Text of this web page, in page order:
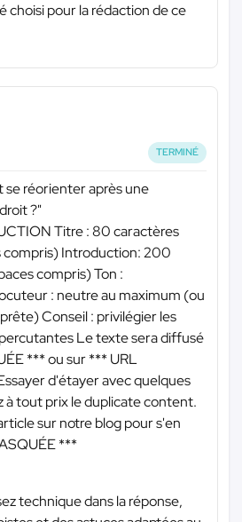
choisi pour la rédaction de ce
TERMINÉ
réorienter après une
?"
Titre : 80 caractères
compris) Introduction: 200
compris) Ton :
: neutre au maximum (ou
Conseil : privilégier les
Le texte sera diffusé
***ou sur*** URL
d'étayer avec quelques
à tout prix le duplicate content.
sur notre blog pour s'en
***
technique dans la réponse,